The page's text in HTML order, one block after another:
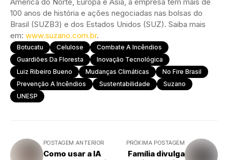
100 anos de história e ações negociadas nas bolsas do
Brasil (SUZB3) e dos Estados Unidos (SUZ). Saiba mais
em: www.suzano.com.br.
Botucatu Celulose
Combate A Incêndios
Guardiões Da Floresta
Inovação Tecnológica
Luiz Ribeiro Bueno
Mudanças Climáticas
No Fire Brasil
Prevenção A Incêndios
Sustentabilidade
Suzano
UNESP
POSTAGEM ANTERIOR
Como usar a IA
PRÓXIMA POSTAGEM
Família divulga